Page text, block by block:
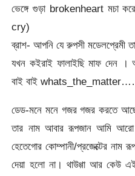
ভেঙ্গে গুড়া brokenheart মচা
cry)
ব্রাশ- আপনি যে রুপসী
যখন কইরাই ফালাইছি মাফ দেন
বাই বাই
ডেড-মনে মনে গজর গজর করতে
তার নাম আবার রূপজান আমি
হেতেগোর কোম্পানী/প্রজেক্টের
দেয়া হলো না। থাউগ্গা আর কেউ